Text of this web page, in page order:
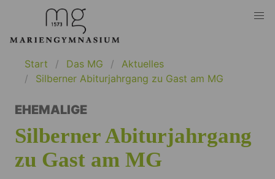
Start Das MG
Aktuelles
Silberner Abiturjahrgang zu Gast am MG
EHEMALIGE
Silberner Abiturjahrgang
zu Gast am MG